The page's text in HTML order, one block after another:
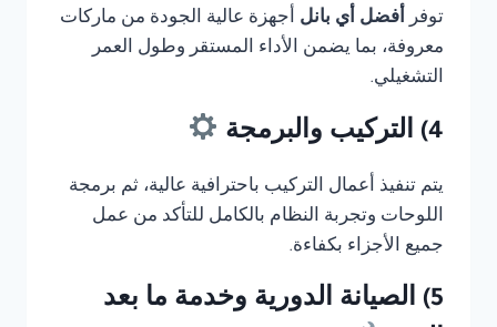
توفر أفضل أي بانل أجهزة عالية الجودة من ماركات
معروفة، بما يضمن الأداء المستقر وطول العمر
التشغيلي.
4) التركيب والبرمجة
يتم تنفيذ أعمال التركيب باحترافية عالية، ثم برمجة
اللوحات وتجربة النظام بالكامل للتأكد من عمل
جميع الأجزاء بكفاءة.
5) الصيانة الدورية وخدمة ما بعد